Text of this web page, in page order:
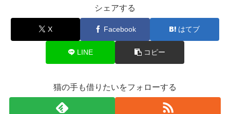
シェアする
X Facebook はてブ
LINE コピー
猫の手も借りたいをフォローする